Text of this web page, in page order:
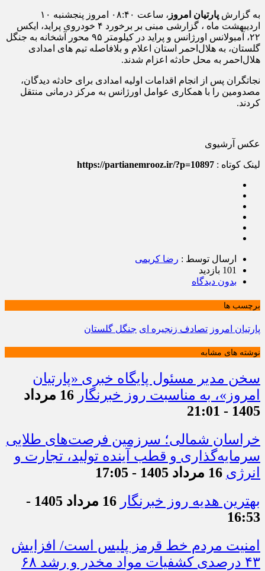
به گزارش پارتیان امروز
، ساعت ۰۸:۴۰ امروز پنجشنبه ۱۰
اردیبهشت ماه ، گزارشی مبنی بر برخورد ۴ خودروی پراید، ایکس
۲۲، آمبولانس اورژانس و پراید در کیلومتر ۹۵ محور آشخانه به جنگل
گلستان، به هلال‌احمر استان اعلام و بلافاصله تیم‌ های امدادی
هلال‌احمر به محل حادثه اعزام شدند.
نجاتگران پس از انجام اقدامات اولیه امدادی برای حادثه دیدگان،
مصدومین را با همکاری عوامل اورژانس به مرکز درمانی منتقل
کردند.
عکس آرشیوی
لینک کوتاه : https://partianemrooz.ir/?p=10897
ارسال توسط : رضا کریمی
101 بازدید
بدون دیدگاه
برچسب ها
پارتیان امروز تصادف زنجیره ای جنگل گلستان
نوشته های مشابه
سخن مدیر مسئول پایگاه خبری «پارتیان
امروز»، به مناسبت روز خبرنگار
16 مرداد
1405 - 21:01
خراسان شمالی؛ سرزمین فرصت‌های طلایی
سرمایه‌گذاری و قطب آینده تولید، تجارت و
انرژی 16 مرداد 1405 - 17:05
بهترین هدیه روز خبرنگار
16 مرداد 1405 -
16:53
امنیت مردم خط قرمز پلیس است/ افزایش
۴۳ درصدی کشفیات مواد مخدر و رشد ۶۸